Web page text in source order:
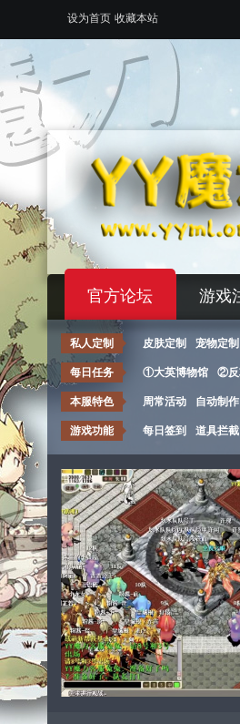
设为首页 收藏本站
官方论坛 游戏
私人定制 皮肤定制 宠物定制
每日任务 ①大英博物馆 ②反
本服特色 周常活动 自动制作
游戏功能 每日签到 道具拦截